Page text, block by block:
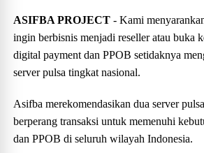
ASIFBA PROJECT - Kami
ingin berbisnis menjadi reseller atau buka
digital payment dan PPOB setidaknya
server pulsa tingkat nasional.
Asifba merekomendasikan dua server
berperang transaksi untuk memenuhi
dan PPOB di seluruh wilayah Indonesia.